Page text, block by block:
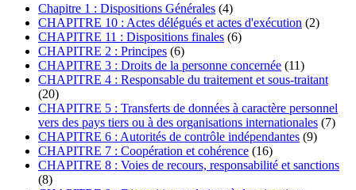
Chapitre 1 : Dispositions Générales (4)
CHAPITRE 10 : Actes délégués et actes d'exécution (2)
CHAPITRE 11 : Dispositions finales (6)
CHAPITRE 2 : Principes (6)
CHAPITRE 3 : Droits de la personne concernée (11)
CHAPITRE 4 : Responsable du traitement et sous-traitant
(20)
CHAPITRE 5 : Transferts de données à caractère personnel
vers des pays tiers ou à des organisations internationales (7)
CHAPITRE 6 : Autorités de contrôle indépendantes (9)
CHAPITRE 7 : Coopération et cohérence (16)
CHAPITRE 8 : Voies de recours, responsabilité et sanctions
(8)